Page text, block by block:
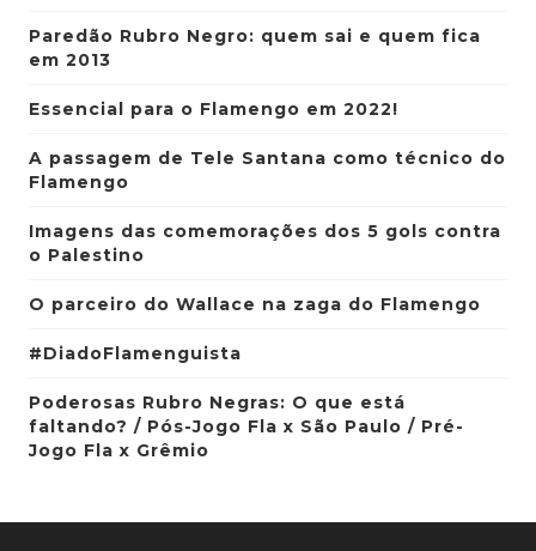
Paredão Rubro Negro: quem sai e quem fica
em 2013
Essencial para o Flamengo em 2022!
A passagem de Tele Santana como técnico do
Flamengo
Imagens das comemorações dos 5 gols contra
o Palestino
O parceiro do Wallace na zaga do Flamengo
#DiadoFlamenguista
Poderosas Rubro Negras: O que está
faltando? / Pós-Jogo Fla x São Paulo / Pré-
Jogo Fla x Grêmio